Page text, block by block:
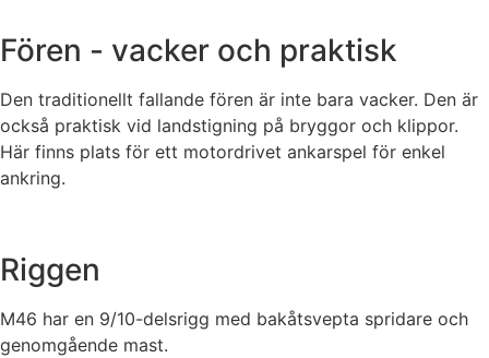
Fören - vacker och praktisk
Den traditionellt fallande fören är inte bara vacker. Den är
också praktisk vid landstigning på bryggor och klippor.
Här finns plats för ett motordrivet ankarspel för enkel
ankring.
Riggen
M46 har en 9/10-delsrigg med bakåtsvepta spridare och
genomgående mast.